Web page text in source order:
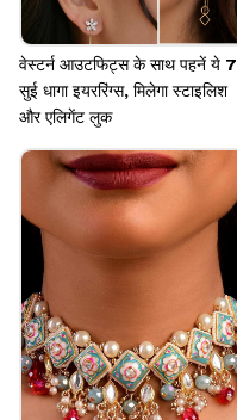
वेस्टर्न आउटफिट्स के साथ पहनें ये 7
सुई धागा इयररिंग्स, मिलेगा स्टाइलिश
और एलिगेंट लुक